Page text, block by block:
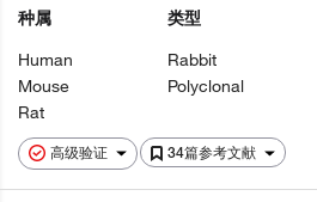
高级验证 34篇参考文献
种属
Human
Mouse
Rat
类型
Rabbit
Polyclonal